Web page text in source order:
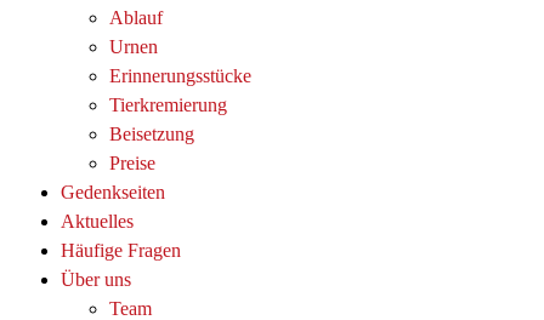
Ablauf
Urnen
Erinnerungsstücke
Tierkremierung
Beisetzung
Preise
Gedenkseiten
Aktuelles
Häufige Fragen
Über uns
Team